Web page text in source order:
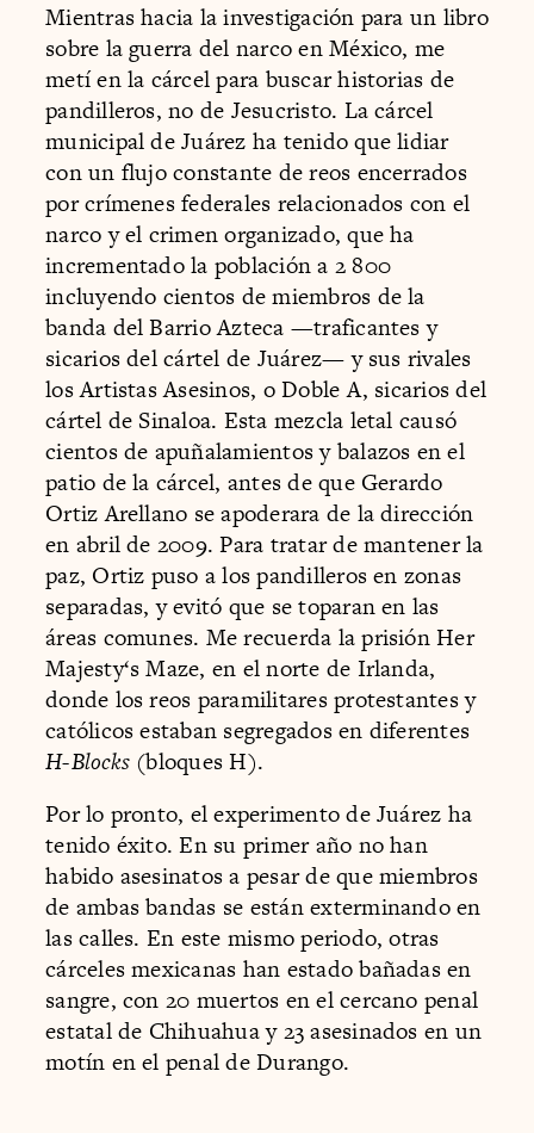
Mientras hacia la investigación para un libro
sobre la guerra del narco en México, me
metí en la cárcel para buscar historias de
pandilleros, no de Jesucristo. La cárcel
municipal de Juárez ha tenido que lidiar
con un flujo constante de reos encerrados
por crímenes federales relacionados con el
narco y el crimen organizado, que ha
incrementado la población a 2 800
incluyendo cientos de miembros de la
banda del Barrio Azteca —traficantes y
sicarios del cártel de Juárez— y sus rivales
los Artistas Asesinos, o Doble A, sicarios del
cártel de Sinaloa. Esta mezcla letal causó
cientos de apuñalamientos y balazos en el
patio de la cárcel, antes de que Gerardo
Ortiz Arellano se apoderara de la dirección
en abril de 2009. Para tratar de mantener la
paz, Ortiz puso a los pandilleros en zonas
separadas, y evitó que se toparan en las
áreas comunes. Me recuerda la prisión Her
Majesty‘s Maze, en el norte de Irlanda,
donde los reos paramilitares protestantes y
católicos estaban segregados en diferentes
H-Blocks (bloques H).
Por lo pronto, el experimento de Juárez ha
tenido éxito. En su primer año no han
habido asesinatos a pesar de que miembros
de ambas bandas se están exterminando en
las calles. En este mismo periodo, otras
cárceles mexicanas han estado bañadas en
sangre, con 20 muertos en el cercano penal
estatal de Chihuahua y 23 asesinados en un
motín en el penal de Durango.